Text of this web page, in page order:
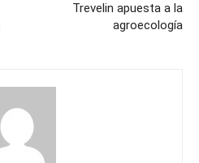
Trevelin apuesta a la
agroecología